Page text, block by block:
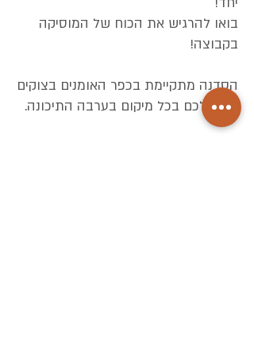
בואו להרגיש את הכוח של המוסיקה
בקבוצה!
הסדנה מתקיימת בכפר האומנים בצוקים
או אצלכם בכל מיקום בערבה התיכונה.